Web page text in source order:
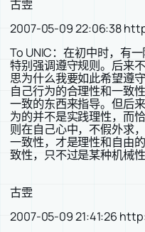
古雴
2007-05-09 22:06:38
To UNIC：在初中时，有
特别强调遵守规则。后来
思为什么我要如此希望遵
自己行为的合理性和一致
一致的东西来指导。但后
为的并不是实践理性，而
则在自己心中，不假外求
一致性，才是理性和自由
致性，只不过是某种机械性
古雴
2007-05-09 21:41:26